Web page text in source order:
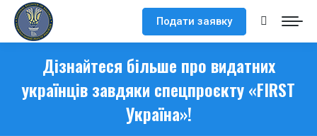
Подати заявку Search:
Дізнайтеся більше про видатних
українців завдяки спецпроєкту «FIRST
Україна»!